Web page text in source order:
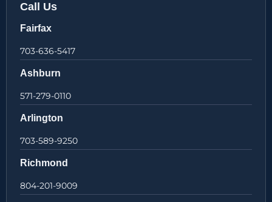
Call Us
Fairfax
703-636-5417
Ashburn
571-279-0110
Arlington
703-589-9250
Richmond
804-201-9009